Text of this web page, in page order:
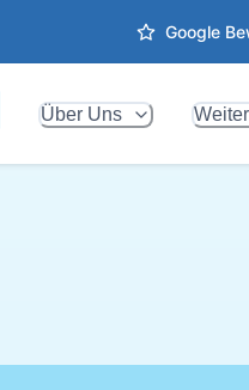
Google
Über Uns